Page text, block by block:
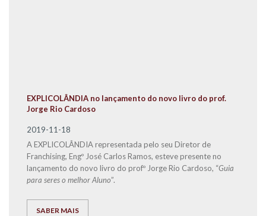
EXPLICOLÂNDIA no lançamento do novo livro do prof.
Jorge Rio Cardoso
2019-11-18
A EXPLICOLÂNDIA representada pelo seu Diretor de
Franchising, Engº José Carlos Ramos, esteve presente no
lançamento do novo livro do profº Jorge Rio Cardoso, “Guia
para seres o melhor Aluno”.
SABER MAIS